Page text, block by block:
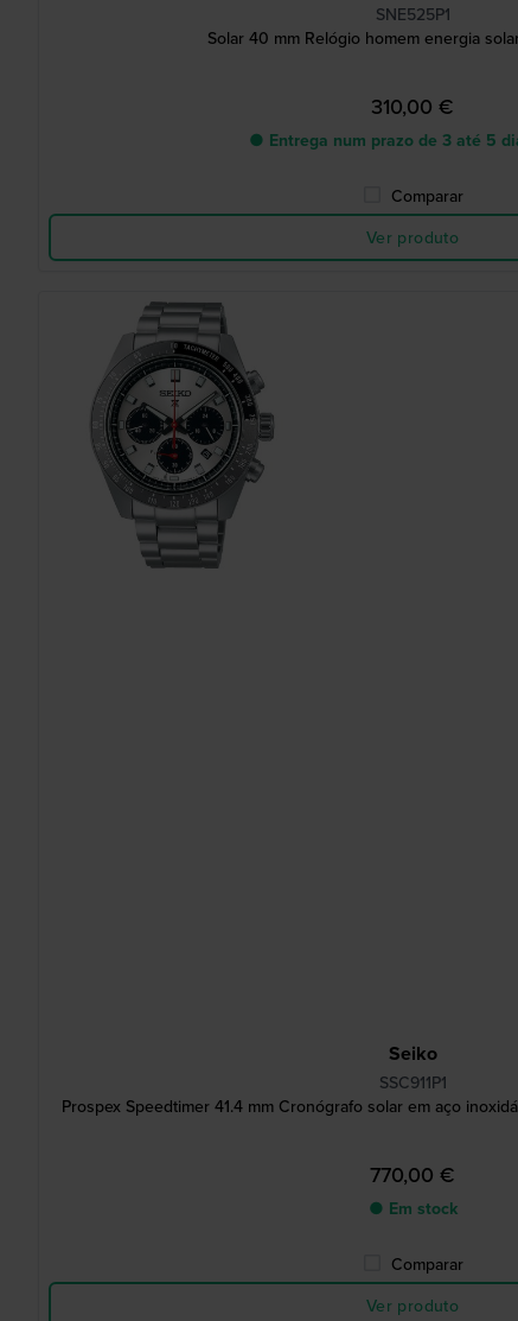
SNE525P1
Solar 40 mm Relógio homem energia
310,00 €
● Entrega num prazo de 3 até 5
Comparar
Ver produto
Seiko
SSC911P1
Prospex Speedtimer 41.4 mm Cronógrafo solar em aço
770,00 €
● Em stock
Comparar
Ver produto